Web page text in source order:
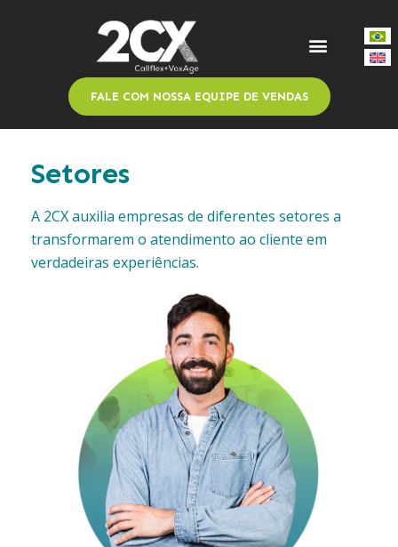
FALE COM NOSSA EQUIPE DE VENDAS
Setores
A 2CX auxilia empresas de diferentes setores a
transformarem o atendimento ao cliente em
verdadeiras experiências.